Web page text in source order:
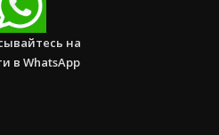
на
в WhatsApp